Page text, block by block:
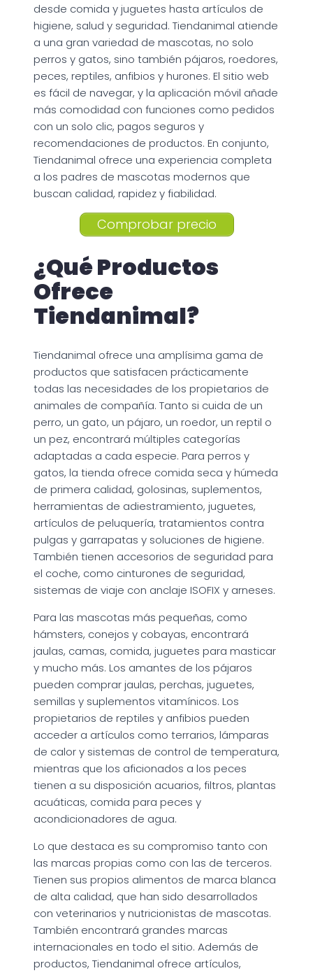
desde comida y juguetes hasta artículos de
higiene, salud y seguridad. Tiendanimal atiende
a una gran variedad de mascotas, no solo
perros y gatos, sino también pájaros, roedores,
peces, reptiles, anfibios y hurones. El sitio web
es fácil de navegar, y la aplicación móvil añade
más comodidad con funciones como pedidos
con un solo clic, pagos seguros y
recomendaciones de productos. En conjunto,
Tiendanimal ofrece una experiencia completa
a los padres de mascotas modernos que
buscan calidad, rapidez y fiabilidad.
Comprobar precio
¿Qué Productos
Ofrece
Tiendanimal?
Tiendanimal ofrece una amplísima gama de
productos que satisfacen prácticamente
todas las necesidades de los propietarios de
animales de compañía. Tanto si cuida de un
perro, un gato, un pájaro, un roedor, un reptil o
un pez, encontrará múltiples categorías
adaptadas a cada especie. Para perros y
gatos, la tienda ofrece comida seca y húmeda
de primera calidad, golosinas, suplementos,
herramientas de adiestramiento, juguetes,
artículos de peluquería, tratamientos contra
pulgas y garrapatas y soluciones de higiene.
También tienen accesorios de seguridad para
el coche, como cinturones de seguridad,
sistemas de viaje con anclaje ISOFIX y arneses.
Para las mascotas más pequeñas, como
hámsters, conejos y cobayas, encontrará
jaulas, camas, comida, juguetes para masticar
y mucho más. Los amantes de los pájaros
pueden comprar jaulas, perchas, juguetes,
semillas y suplementos vitamínicos. Los
propietarios de reptiles y anfibios pueden
acceder a artículos como terrarios, lámparas
de calor y sistemas de control de temperatura,
mientras que los aficionados a los peces
tienen a su disposición acuarios, filtros, plantas
acuáticas, comida para peces y
acondicionadores de agua.
Lo que destaca es su compromiso tanto con
las marcas propias como con las de terceros.
Tienen sus propios alimentos de marca blanca
de alta calidad, que han sido desarrollados
con veterinarios y nutricionistas de mascotas.
También encontrará grandes marcas
internacionales en todo el sitio. Además de
productos, Tiendanimal ofrece artículos,